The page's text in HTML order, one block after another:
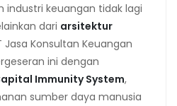
industri keuangan tidak lagi
dari arsitektur
Jasa Konsultan Keuangan
ini dengan
Immunity System,
sumber daya manusia